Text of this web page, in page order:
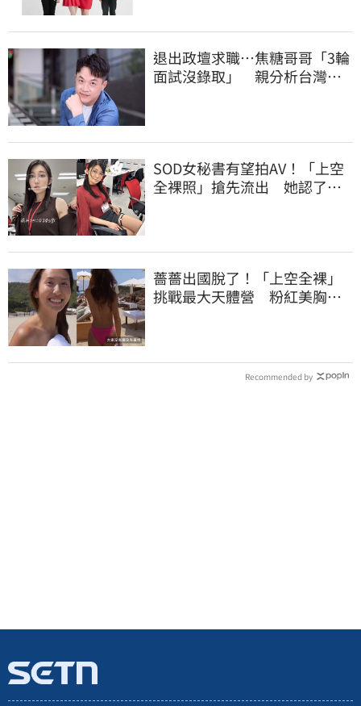
退出政壇求職…焦糖哥哥「3輪
面試沒錄取」 親分析台灣職
SOD女秘書有望拍AV！「上空
全裸照」搶先流出 她認了：
薔薔出國脫了！「上空全裸」
挑戰最大天體營 粉紅美胸被
Recommended by